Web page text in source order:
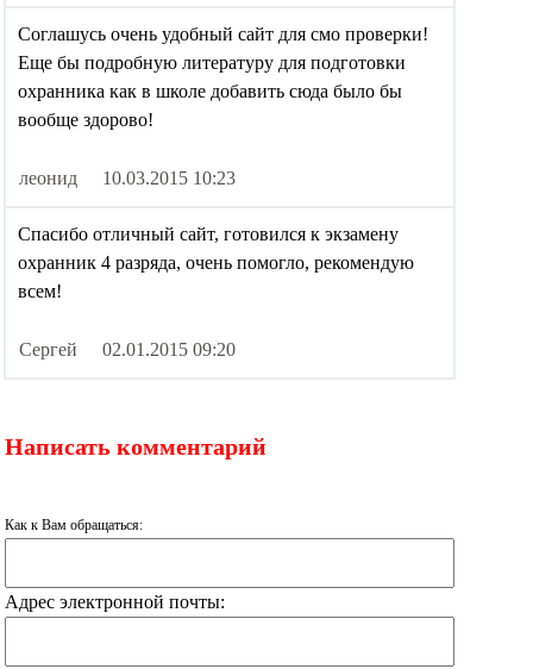
Соглашусь очень удобный сайт для смо проверки!
Еще бы подробную литературу для подготовки
охранника как в школе добавить сюда было бы
вообще здорово!
леонид 10.03.2015 10:23
Спасибо отличный сайт, готовился к экзамену
охранник 4 разряда, очень помогло, рекомендую
всем!
Сергей 02.01.2015 09:20
Написать комментарий
Как к Вам обращаться:
Адрес электронной почты: